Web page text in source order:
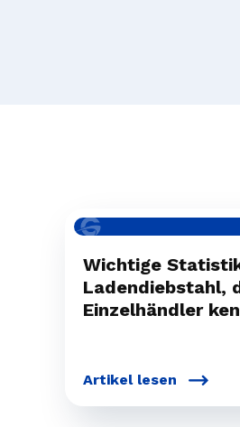
Wichtige
Ladendiebstahl,
Einzelhändler
Artikel lesen